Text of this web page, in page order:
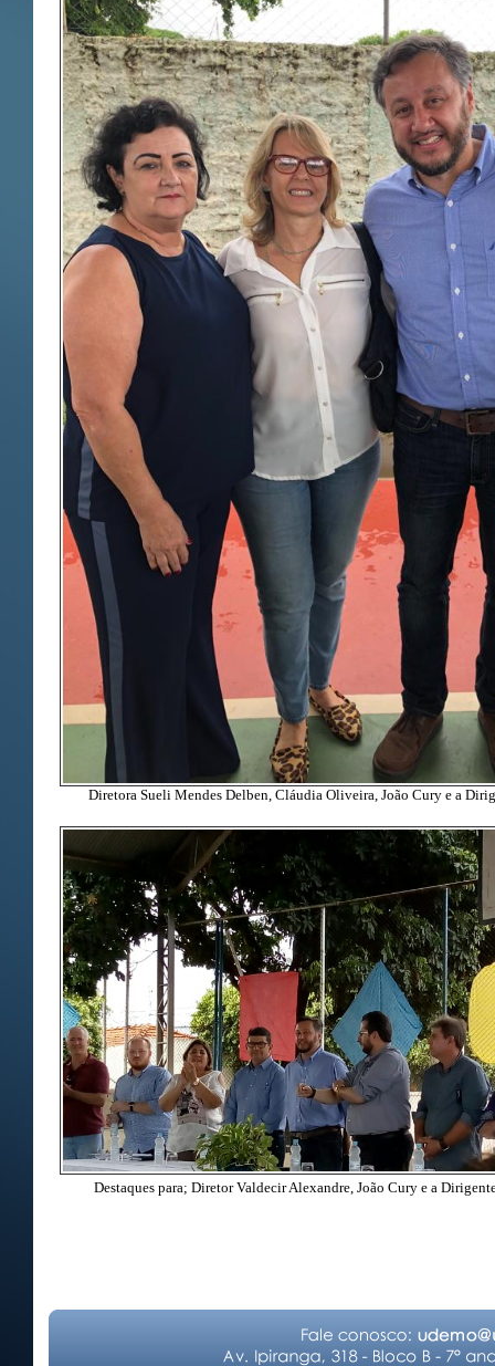
Diretora Sueli Mendes Delben, Cláudia Oliveira, João Cury e a
Destaques para; Diretor Valdecir Alexandre, João Cury e a